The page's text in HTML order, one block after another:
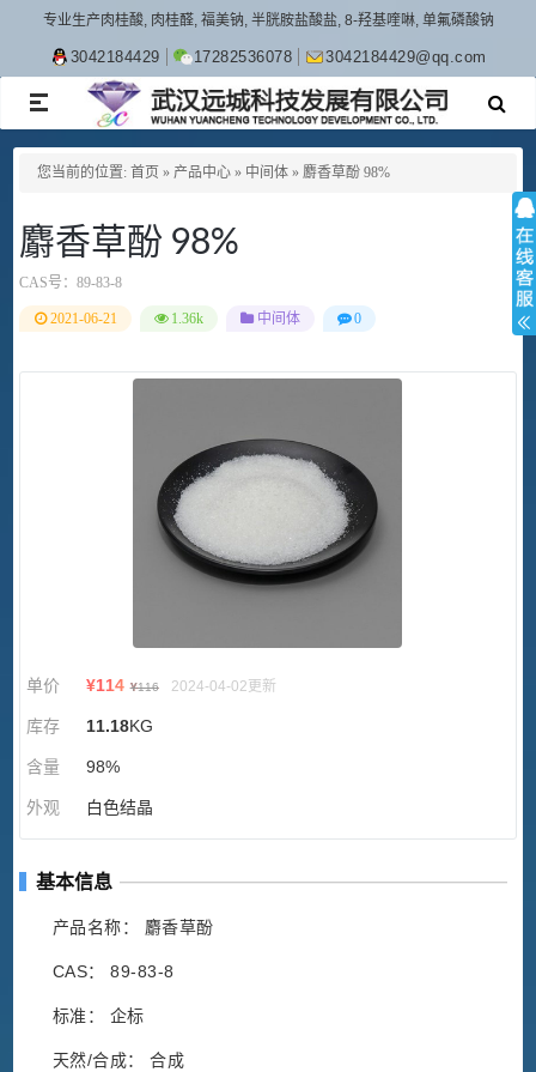
专业生产肉桂酸, 肉桂醛, 福美钠, 半胱胺盐酸盐, 8-羟基喹啉, 单氟磷酸钠
3042184429 17282536078 3042184429@qq.com
TOGGLE
NAVIGATION
您当前的位置: 首页 » 产品中心 » 中间体 » 麝香草酚 98%
麝香草酚 98%
CAS号： 89-83-8
2021-06-21 1.36k 中间体 0
单价 ¥114 ¥116 2024-04-02更新
库存 11.18KG
含量 98%
外观 白色结晶
基本信息
产品名称： 麝香草酚
CAS： 89-83-8
标准： 企标
天然/合成： 合成